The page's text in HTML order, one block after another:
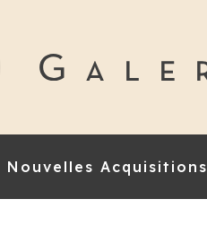
Nouvelles Acquisitions